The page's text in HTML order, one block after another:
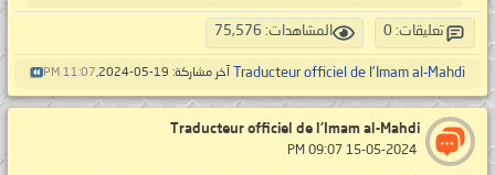
تعليقات: 0 المشاهدات: 75,576
Traducteur officiel de l'Imam al-Mahdi آخر مشاركة: 19-05-2024, 11:07 PM
Traducteur officiel de l'Imam al-Mahdi